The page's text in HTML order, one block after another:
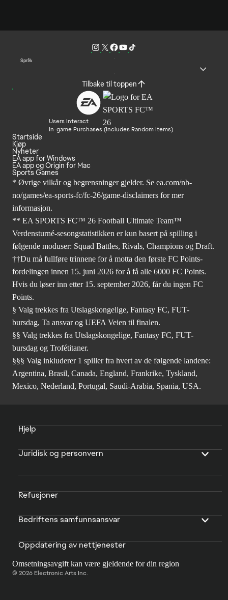
Språk
Tilbake til toppen
Users Interact
In-game Purchases (Includes Random Items)
Startside
Kjøp
Nyheter
EA app for Windows
EA app og Origin for Mac
Sports Games
* Øvrige vilkår og begrensninger gjelder. Se ea.com/nb-
no/games/ea-sports-fc/fc-26/game-disclaimers for mer
informasjon.
** EA SPORTS FC™ 26 Football Ultimate Team™
Verdensturné-sesongstatistikken er kun basert på spilling i
følgende moduser: Squad Battles, Rivals, Champions og Draft.
††Du må fullføre trinnene for å motta den første FC Points-
fordelingen innen 15. juni 2026 for å få alle 6000 FC Points.
Hvis du løser inn etter 15. september 2026, får du ingen FC
Points.
§ Valg trekkes fra Utslagskongelige, Fantasy FC, FUT-
bursdag, Ta ansvar og UEFA Veien til finalen.
§§ Valg trekkes fra Utslagskongelige, Fantasy FC, FUT-
bursdag og Trofétitaner.
§§§ Valg inkluderer 1 spiller fra hvert av de følgende landene:
Argentina, Brasil, Canada, England, Frankrike, Tyskland,
Mexico, Nederland, Portugal, Saudi-Arabia, Spania, USA.
Hjelp
Juridisk og personvern
Refusjoner
Bedriftens samfunnsansvar
Oppdatering av nettjenester
Omsetningsavgift kan være gjeldende for din region
© 2026 Electronic Arts Inc.